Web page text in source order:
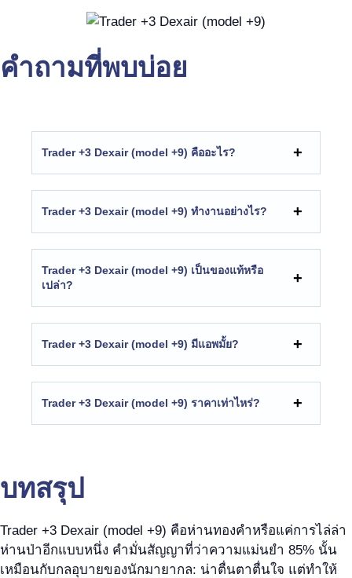
คำถามที่พบบ่อย
Trader +3 Dexair (model +9) คืออะไร?
Trader +3 Dexair (model +9) ทำงานอย่างไร?
Trader +3 Dexair (model +9) เป็นของแท้หรือ
เปล่า?
Trader +3 Dexair (model +9) มีแอพมั้ย?
Trader +3 Dexair (model +9) ราคาเท่าไหร่?
บทสรุป
Trader +3 Dexair (model +9) คือห่านทองคำหรือแค่การไล่ล่า
ห่านป่าอีกแบบหนึ่ง คำมั่นสัญญาที่ว่าความแม่นยำ 85% นั้น
เหมือนกับกลอุบายของนักมายากล: น่าตื่นตาตื่นใจ แต่ทำให้